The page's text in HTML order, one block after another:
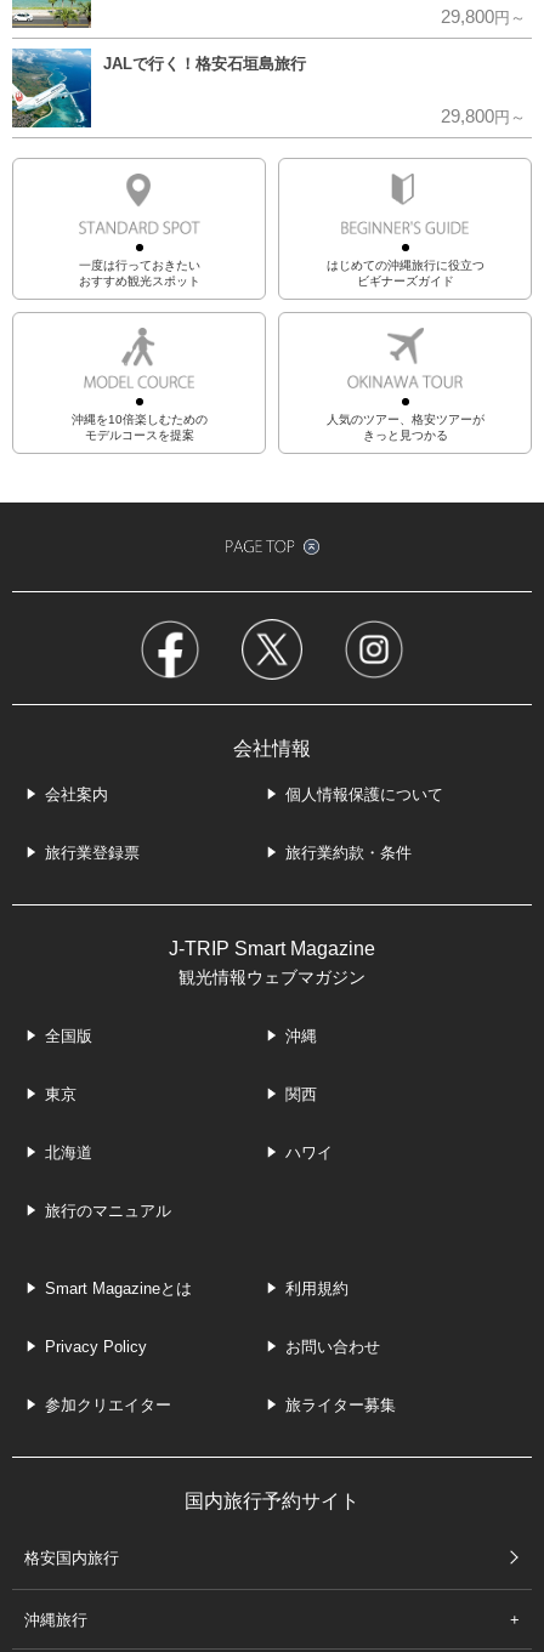
29,800円～
JALで行く！格安石垣島旅行
29,800円～
一度は行っておきたい
おすすめ観光スポット
はじめての沖縄旅行に役立つ
ビギナーズガイド
沖縄を10倍楽しむための
モデルコースを提案
人気のツアー、格安ツアーが
きっと見つかる
会社情報
会社案内 個人情報保護について
旅行業登録票 旅行業約款・条件
J-TRIP Smart Magazine
観光情報ウェブマガジン
全国版 沖縄
東京 関西
北海道 ハワイ
旅行のマニュアル
Smart Magazineとは 利用規約
Privacy Policy お問い合わせ
参加クリエイター 旅ライター募集
国内旅行予約サイト
格安国内旅行
沖縄旅行